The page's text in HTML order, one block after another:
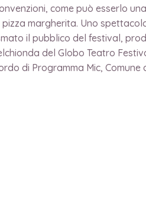
come può esserlo
margherita. Uno
il pubblico del festival,
del Globo Teatro
di Programma Mic,